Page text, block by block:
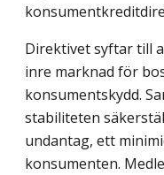
Direktivet syftar till
inre marknad för
konsumentskydd.
stabiliteten
undantag, ett
konsumenten.